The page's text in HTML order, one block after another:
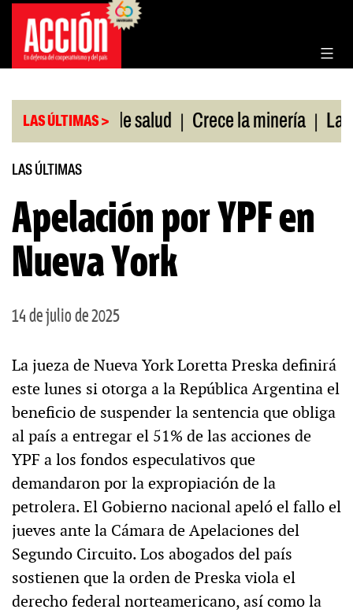
Saltar
contenido
LAS ÚLTIMAS >
cobertura de salud | Crece la minería | La
LAS ÚLTIMAS
Apelación por YPF en
Nueva York
14 de julio de 2025
La jueza de Nueva York Loretta Preska definirá
este lunes si otorga a la República Argentina el
beneficio de suspender la sentencia que obliga
al país a entregar el 51% de las acciones de
YPF a los fondos especulativos que
demandaron por la expropiación de la
petrolera. El Gobierno nacional apeló el fallo el
jueves ante la Cámara de Apelaciones del
Segundo Circuito. Los abogados del país
sostienen que la orden de Preska viola el
derecho federal norteamericano, así como la